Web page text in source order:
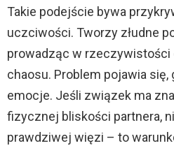
Takie podejście bywa
uczciwości. Tworzy złudne
prowadząc w rzeczywistości
chaosu. Problem pojawia
emocje. Jeśli związek ma
fizycznej bliskości partnera,
prawdziwej więzi – to